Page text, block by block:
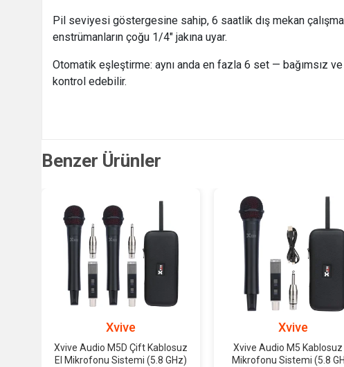
Pil seviyesi göstergesine sahip, 6 saatlik dış mekan
enstrümanların çoğu 1/4" jakına uyar.
Otomatik eşleştirme: aynı anda en fazla 6 set — bağımsız
kontrol edebilir.
Benzer Ürünler
Xvive
Xvive Audio M5D Çift Kablosuz
El Mikrofonu Sistemi (5.8 GHz)
Xvive
Xvive Audio M5 Kablosuz
Mikrofonu Sistemi (5.8